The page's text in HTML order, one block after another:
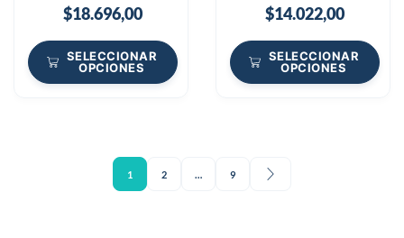
$18.696,00
SELECCIONAR
OPCIONES
$14.022,00
SELECCIONAR
OPCIONES
1 2 9